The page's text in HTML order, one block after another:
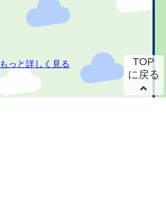
もっと詳しく見る
TOP
に戻る